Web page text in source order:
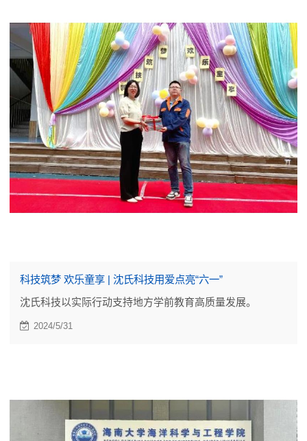
科技筑梦 欢乐童享 | 沈氏科技用爱点亮“六一”
沈氏科技以实际行动支持地方学前教育高质量发展。
2024/5/31